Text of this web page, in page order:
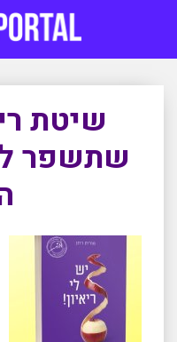
שיטת
שתשפר